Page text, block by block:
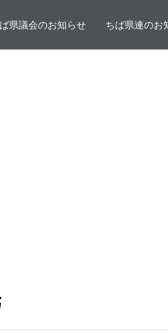
ン
県議会のお知らせ ちば県連のお